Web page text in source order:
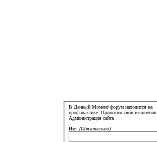
В Данный Момент форум находится на
профилактике. Приносим свои извинения,
Администрация сайта
Имя (Обязательно)